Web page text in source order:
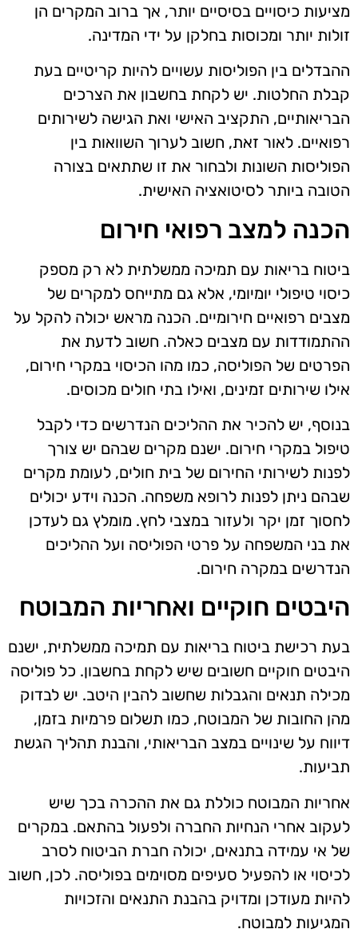
מציעות כיסויים בסיסיים יותר, אך ברוב המקרים הן
זולות יותר ומכוסות בחלקן על ידי המדינה.
ההבדלים בין הפוליסות עשויים להיות קריטיים בעת
קבלת החלטות. יש לקחת בחשבון את הצרכים
הבריאותיים, התקציב האישי ואת הגישה לשירותים
רפואיים. לאור זאת, חשוב לערוך השוואות בין
הפוליסות השונות ולבחור את זו שתתאים בצורה
הטובה ביותר לסיטואציה האישית.
הכנה למצב רפואי חירום
ביטוח בריאות עם תמיכה ממשלתית לא רק מספק
כיסוי טיפולי יומיומי, אלא גם מתייחס למקרים של
מצבים רפואיים חירומיים. הכנה מראש יכולה להקל על
ההתמודדות עם מצבים כאלה. חשוב לדעת את
הפרטים של הפוליסה, כמו מהו הכיסוי במקרי חירום,
אילו שירותים זמינים, ואילו בתי חולים מכוסים.
בנוסף, יש להכיר את ההליכים הנדרשים כדי לקבל
טיפול במקרי חירום. ישנם מקרים שבהם יש צורך
לפנות לשירותי החירום של בית חולים, לעומת מקרים
שבהם ניתן לפנות לרופא משפחה. הכנה וידע יכולים
לחסוך זמן יקר ולעזור במצבי לחץ. מומלץ גם לעדכן
את בני המשפחה על פרטי הפוליסה ועל ההליכים
הנדרשים במקרה חירום.
היבטים חוקיים ואחריות המבוטח
בעת רכישת ביטוח בריאות עם תמיכה ממשלתית, ישנם
היבטים חוקיים חשובים שיש לקחת בחשבון. כל פוליסה
מכילה תנאים והגבלות שחשוב להבין היטב. יש לבדוק
מהן החובות של המבוטח, כמו תשלום פרמיות בזמן,
דיווח על שינויים במצב הבריאותי, והבנת תהליך הגשת
תביעות.
אחריות המבוטח כוללת גם את ההכרה בכך שיש
לעקוב אחרי הנחיות החברה ולפעול בהתאם. במקרים
של אי עמידה בתנאים, יכולה חברת הביטוח לסרב
לכיסוי או להפעיל סעיפים מסוימים בפוליסה. לכן, חשוב
להיות מעודכן ומדויק בהבנת התנאים והזכויות
המגיעות למבוטח.